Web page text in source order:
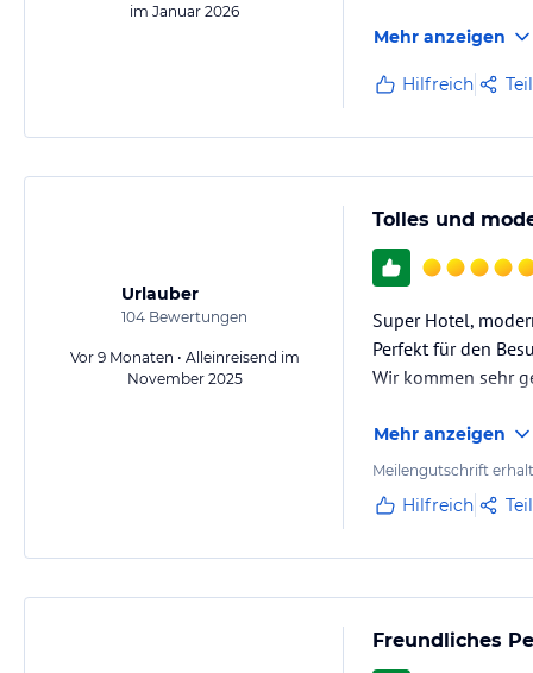
im Januar 2026
Mehr anzeigen
Hilfreich
Urlauber
104 Bewertungen
Vor 9 Monaten • Alleinreisend im
November 2025
Tolles und
Super Hotel,
Perfekt für den
Wir kommen sehr
Mehr anzeigen
Meilengutschrift
Hilfreich
Freundliches